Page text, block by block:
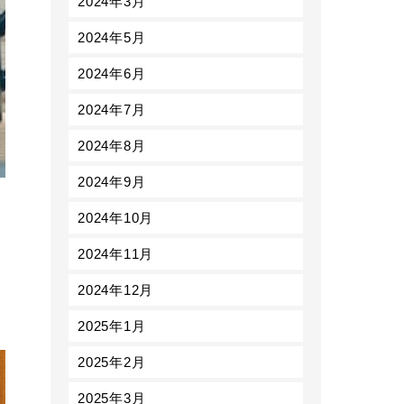
2024年5月
2024年6月
2024年7月
2024年8月
2024年9月
2024年10月
2024年11月
2024年12月
2025年1月
2025年2月
2025年3月